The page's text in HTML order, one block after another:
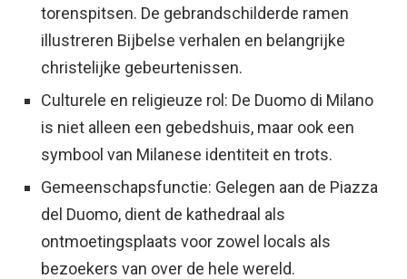
torenspitsen. De gebrandschilderde ramen
illustreren Bijbelse verhalen en belangrijke
christelijke gebeurtenissen.
Culturele en religieuze rol: De Duomo di Milano
is niet alleen een gebedshuis, maar ook een
symbool van Milanese identiteit en trots.
Gemeenschapsfunctie: Gelegen aan de Piazza
del Duomo, dient de kathedraal als
ontmoetingsplaats voor zowel locals als
bezoekers van over de hele wereld.